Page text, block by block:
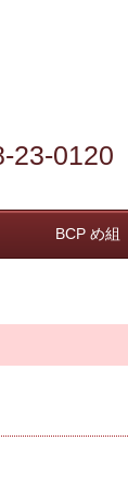
23-0120
BCP め組